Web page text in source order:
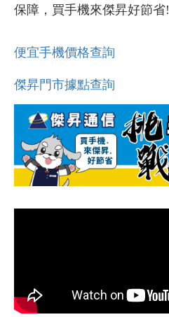
保障，買手機來傑昇好節省!
便宜手機價格查詢
傑昇門市據點查詢